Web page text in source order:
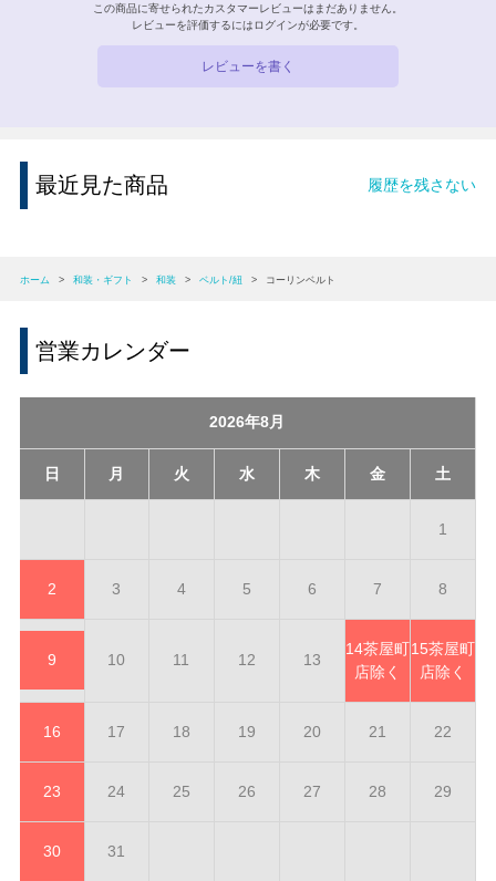
この商品に寄せられたカスタマーレビューはまだありません。
レビューを評価するには ログインが必要です。
レビューを書く
最近見た商品 履歴を残さない
ホーム > 和装・ギフト > 和装 > ベルト/紐 > コーリンベルト
営業カレンダー
2026年8月
日 月 火 水 木 金 土
1
2 3 4 5 6 7 8
9 10 11 12 13
14茶屋町
店除く
15茶屋町
店除く
16 17 18 19 20 21 22
23 24 25 26 27 28 29
30 31